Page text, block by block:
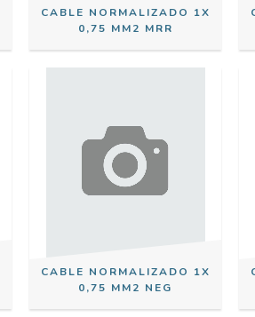
CABLE NORMALIZADO 1X
0,75 MM2 MRR
CABLE NORMALIZADO 1X
0,75 MM2 NEG